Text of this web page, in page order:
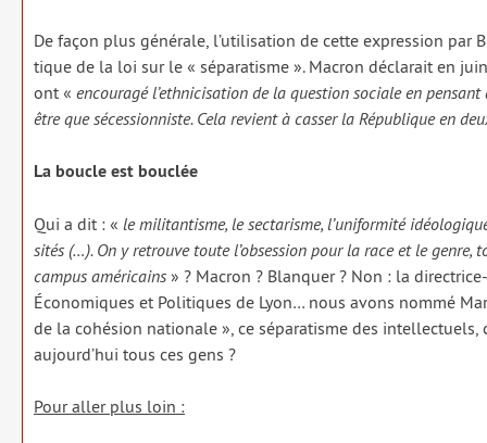
De façon plus géné­rale, l’utilisation de cette expres­sion
tique de la loi sur le « sépa­ra­tisme ». Macron décla­rait en
ont « encou­ra­gé l’ethnicisation de la ques­tion sociale en
être que séces­sion­niste. Cela revient à cas­ser la République en
La boucle est bou­clée
Qui a dit : « le mili­tan­tisme, le sec­ta­risme, l’uniformité
si­tés (…). On y retrouve toute l’obsession pour la race et le genre,
cam­pus amé­ri­cains » ? Macron ? Blanquer ? Non : la
Économiques et Politiques de Lyon… nous avons nom­mé
de la cohé­sion natio­nale », ce sépa­ra­tisme des intel­lec­tuels,
aujourd’hui tous ces gens ?
Pour aller plus loin :